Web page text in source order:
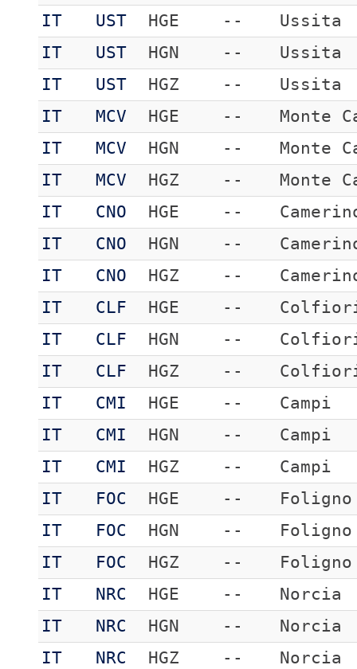
IT
UST HGE --
Ussita
IT
UST HGN --
Ussita
IT
UST HGZ --
Ussita
IT
MCV HGE --
Monte
IT
MCV HGN --
Monte
IT
MCV HGZ --
Monte
IT
CNO HGE --
IT
CNO HGN --
IT
CNO HGZ --
IT
CLF HGE --
IT
CLF HGN --
IT
CLF HGZ --
IT
CMI HGE --
Campi
IT
CMI HGN --
Campi
IT
CMI HGZ --
Campi
IT
FOC HGE --
IT
FOC HGN --
IT
FOC HGZ --
IT
NRC HGE --
Norcia
IT
NRC HGN --
Norcia
IT
NRC HGZ --
Norcia